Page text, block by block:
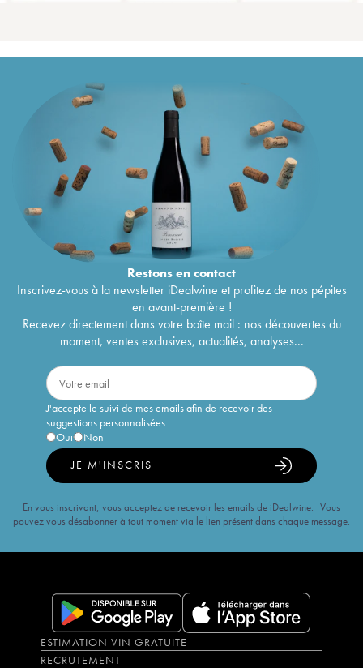
Restons encontact
Inscrivez-vous à la newsletter iDealwine et profitez de nos pépites
en avant-première !
Recevez directement dans votre boîte mail : nos découvertes du
moment, ventes exclusives, actualités, analyses...
J'accepte le suivi de mes emails afin de recevoir des
suggestions personnalisées
Oui
Non
JE M'INSCRIS
En vous inscrivant, vous acceptez de recevoir les emails de iDealwine. Vous
pouvez vous désabonner à tout moment via le lien présent dans chaque message.
ESTIMATION VIN GRATUITE
RECRUTEMENT